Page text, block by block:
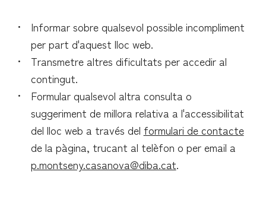
Informar sobre qualsevol possible incompliment
per part d'aquest lloc web.
Transmetre altres dificultats per accedir al
contingut.
Formular qualsevol altra consulta o
suggeriment de millora relativa a l'accessibilitat
del lloc web a través del formulari de contacte
de la pàgina, trucant al telèfon o per email a
p.montseny.casanova@diba.cat.